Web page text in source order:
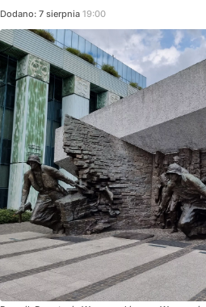
Dodano: 7 sierpnia 19:00